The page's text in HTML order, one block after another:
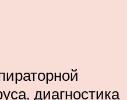
диагностика